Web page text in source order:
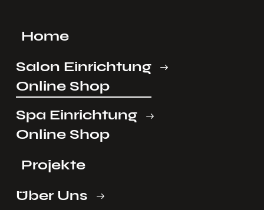
Home
Salon Einrichtung
Online Shop
Spa Einrichtung
Online Shop
Projekte
Über Uns